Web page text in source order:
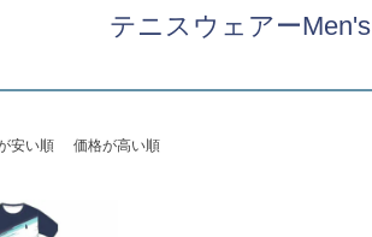
テニスウェアーMen's
安い順 価格が高い順